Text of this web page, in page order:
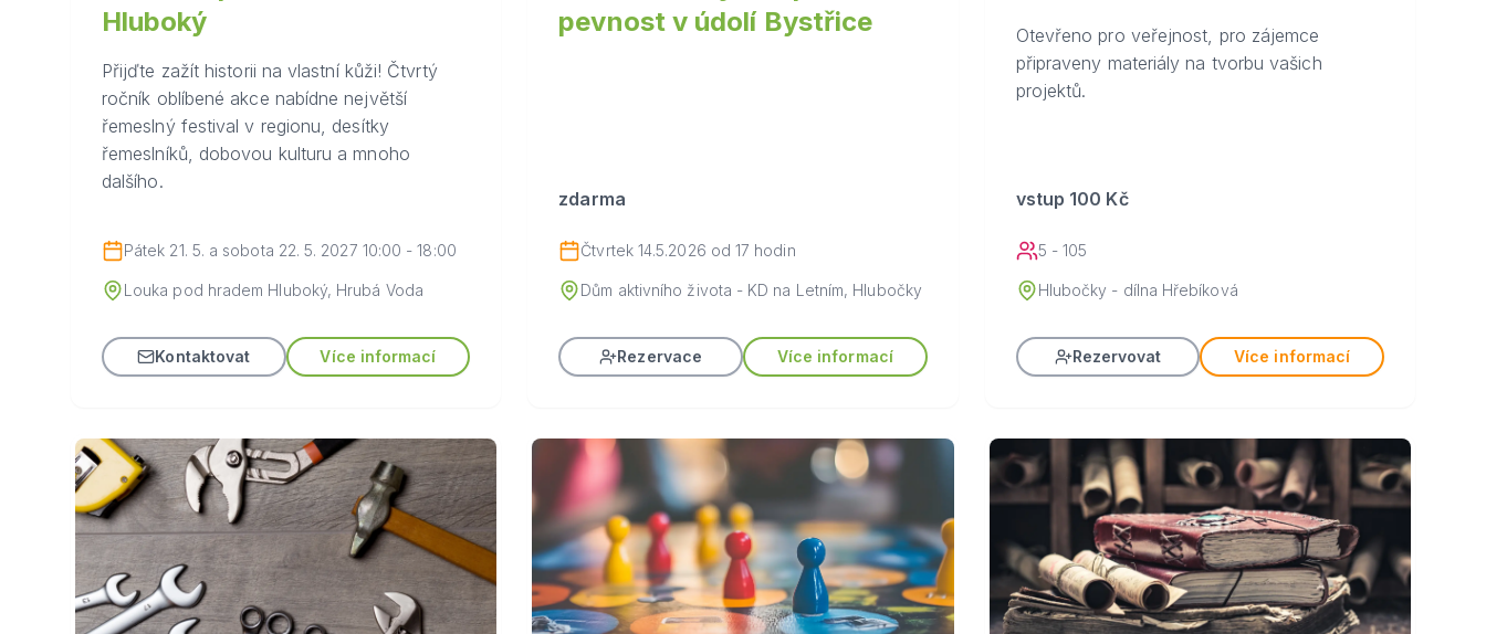
Hluboký
Přijďte zažít historii na vlastní kůži! Čtvrtý
ročník oblíbené akce nabídne největší
řemeslný festival v regionu, desítky
řemeslníků, dobovou kulturu a mnoho
dalšího.
Pátek 21. 5. a sobota 22. 5. 2027 10:00 - 18:00
Louka pod hradem Hluboký, Hrubá Voda
Kontaktovat Více informací
pevnost v údolí Bystřice
zdarma
Čtvrtek 14.5.2026 od 17 hodin
Dům aktivního života - KD na Letním, Hlubočky
Rezervace Více informací
Otevřeno pro veřejnost, pro zájemce
připraveny materiály na tvorbu vašich
projektů.
vstup 100 Kč
5 - 105
Hlubočky - dílna Hřebíková
Rezervovat Více informací